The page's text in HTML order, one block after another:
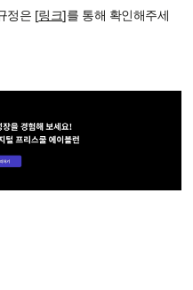
정은 [링크]를 통해 확인해주세